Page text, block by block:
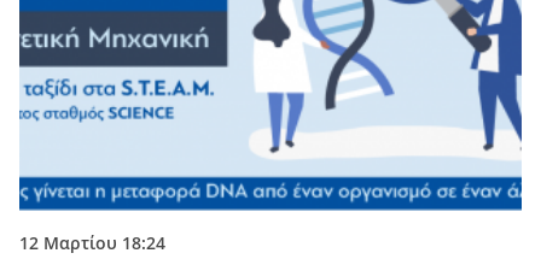
12 Μαρτίου 18:24